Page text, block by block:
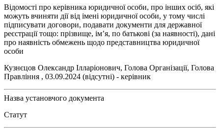
Відомості про керівника юридичної особи, про інших осіб, які
можуть вчиняти дії від імені юридичної особи, у тому числі
підписувати договори, подавати документи для державної
реєстрації тощо: прізвище, ім’я, по батькові (за наявності), дані
про наявність обмежень щодо представництва юридичної
особи
Кузнєцов Олександр Ілларіонович, Голова Організації, Голова
Правління , 03.09.2024 (відсутні) - керівник
Назва установчого документа
Статут